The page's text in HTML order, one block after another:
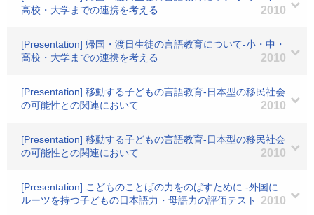
高校・大学までの連携を考える
2010
[Presentation] 帰国・渡日生徒の言語教育について-小・中・
高校・大学までの連携を考える
2010
[Presentation] 移動する子どもの言語教育-日本型の移民社会
の可能性との関連において
2010
[Presentation] 移動する子どもの言語教育-日本型の移民社会
の可能性との関連において
2010
[Presentation] こどものことばの力をのばすために -外国に
ルーツを持つ子どもの日本語力・母語力の評価テスト
2010